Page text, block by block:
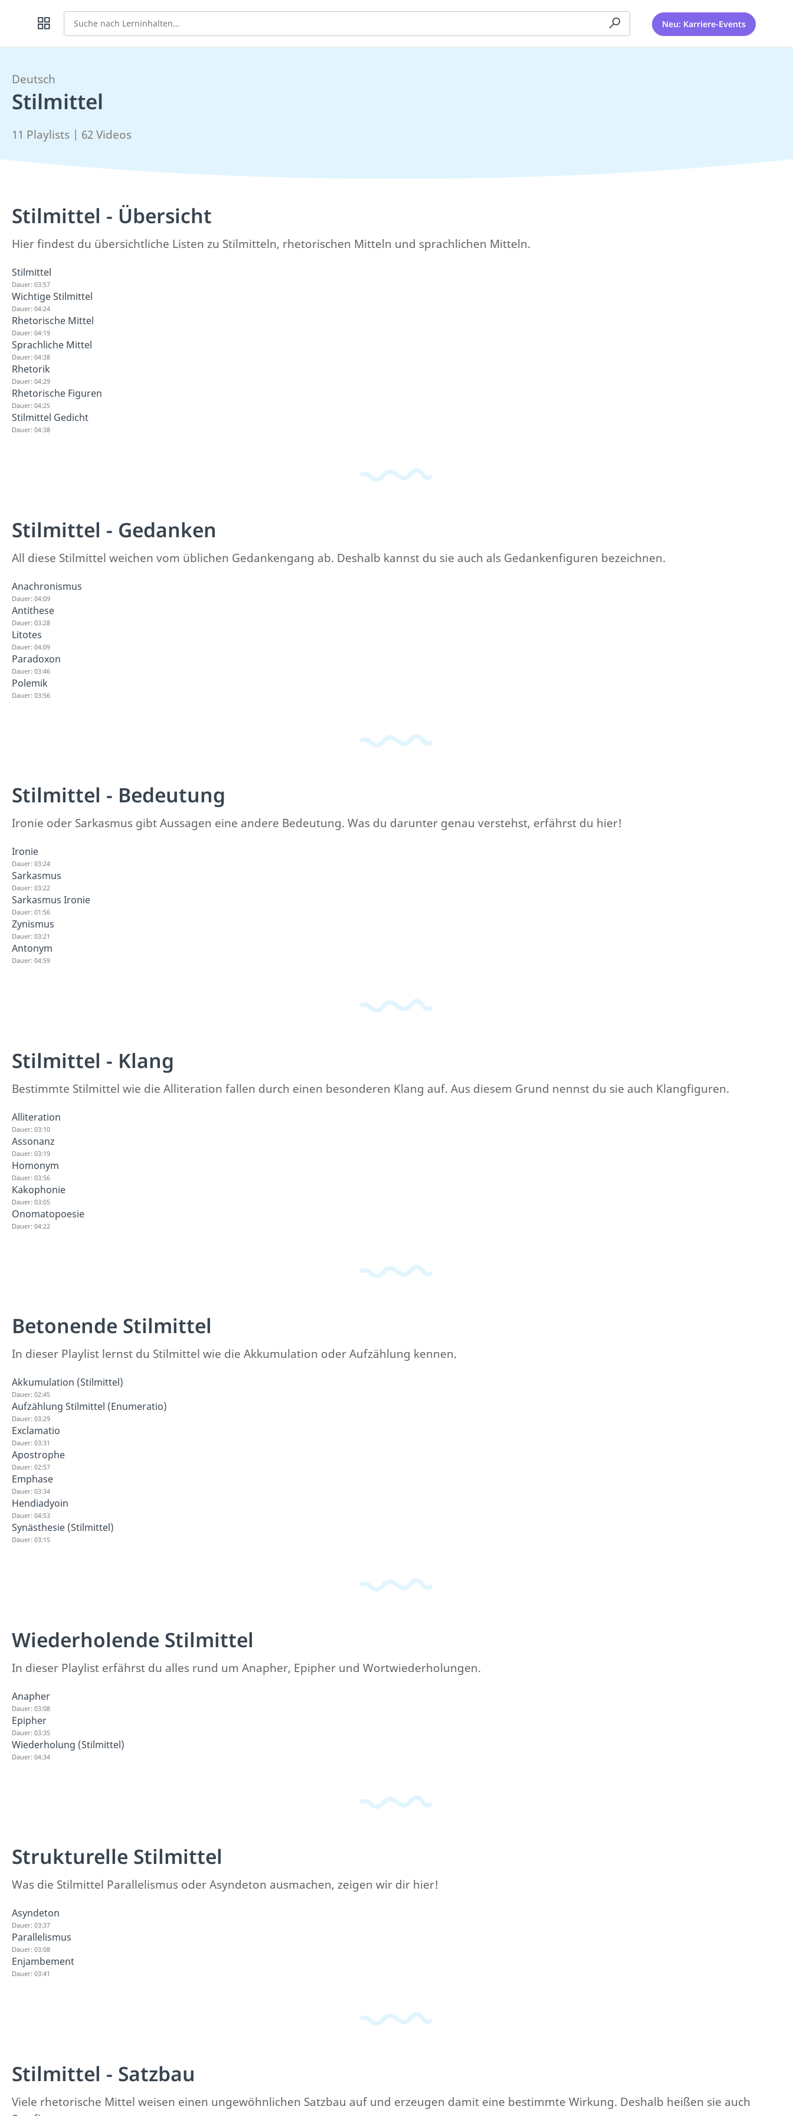
Suche Neu: Karriere-Events
Deutsch
Stilmittel
11 Playlists | 62 Videos
Stilmittel - Übersicht
Hier findest du übersichtliche Listen zu Stilmitteln, rhetorischen Mitteln und sprachlichen Mitteln.
Stilmittel
Dauer: 03:57
Wichtige Stilmittel
Dauer: 04:24
Rhetorische Mittel
Dauer: 04:19
Sprachliche Mittel
Dauer: 04:38
Rhetorik
Dauer: 04:29
Rhetorische Figuren
Dauer: 04:25
Stilmittel Gedicht
Dauer: 04:38
Stilmittel - Gedanken
All diese Stilmittel weichen vom üblichen Gedankengang ab. Deshalb kannst du sie auch als Gedankenfiguren bezeichnen.
Anachronismus
Dauer: 04:09
Antithese
Dauer: 03:28
Litotes
Dauer: 04:09
Paradoxon
Dauer: 03:46
Polemik
Dauer: 03:56
Stilmittel - Bedeutung
Ironie oder Sarkasmus gibt Aussagen eine andere Bedeutung. Was du darunter genau verstehst, erfährst du hier!
Ironie
Dauer: 03:24
Sarkasmus
Dauer: 03:22
Sarkasmus Ironie
Dauer: 01:56
Zynismus
Dauer: 03:21
Antonym
Dauer: 04:59
Stilmittel - Klang
Bestimmte Stilmittel wie die Alliteration fallen durch einen besonderen Klang auf. Aus diesem Grund nennst du sie auch Klangfiguren.
Alliteration
Dauer: 03:10
Assonanz
Dauer: 03:19
Homonym
Dauer: 03:56
Kakophonie
Dauer: 03:05
Onomatopoesie
Dauer: 04:22
Betonende Stilmittel
In dieser Playlist lernst du Stilmittel wie die Akkumulation oder Aufzählung kennen.
Akkumulation (Stilmittel)
Dauer: 02:45
Aufzählung Stilmittel (Enumeratio)
Dauer: 03:29
Exclamatio
Dauer: 03:31
Apostrophe
Dauer: 02:57
Emphase
Dauer: 03:34
Hendiadyoin
Dauer: 04:53
Synästhesie (Stilmittel)
Dauer: 03:15
Wiederholende Stilmittel
In dieser Playlist erfährst du alles rund um Anapher, Epipher und Wortwiederholungen.
Anapher
Dauer: 03:08
Epipher
Dauer: 03:35
Wiederholung (Stilmittel)
Dauer: 04:34
Strukturelle Stilmittel
Was die Stilmittel Parallelismus oder Asyndeton ausmachen, zeigen wir dir hier!
Asyndeton
Dauer: 03:37
Parallelismus
Dauer: 03:08
Enjambement
Dauer: 03:41
Stilmittel - Satzbau
Viele rhetorische Mittel weisen einen ungewöhnlichen Satzbau auf und erzeugen damit eine bestimmte Wirkung. Deshalb heißen sie auch